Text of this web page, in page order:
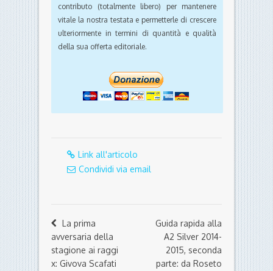
contributo (totalmente libero) per mantenere
vitale la nostra testata e permetterle di crescere
ulteriormente in termini di quantità e qualità
della sua offerta editoriale.
Link all'articolo
Condividi via email
La prima
avversaria della
stagione ai raggi
x: Givova Scafati
Guida rapida alla
A2 Silver 2014-
2015, seconda
parte: da Roseto